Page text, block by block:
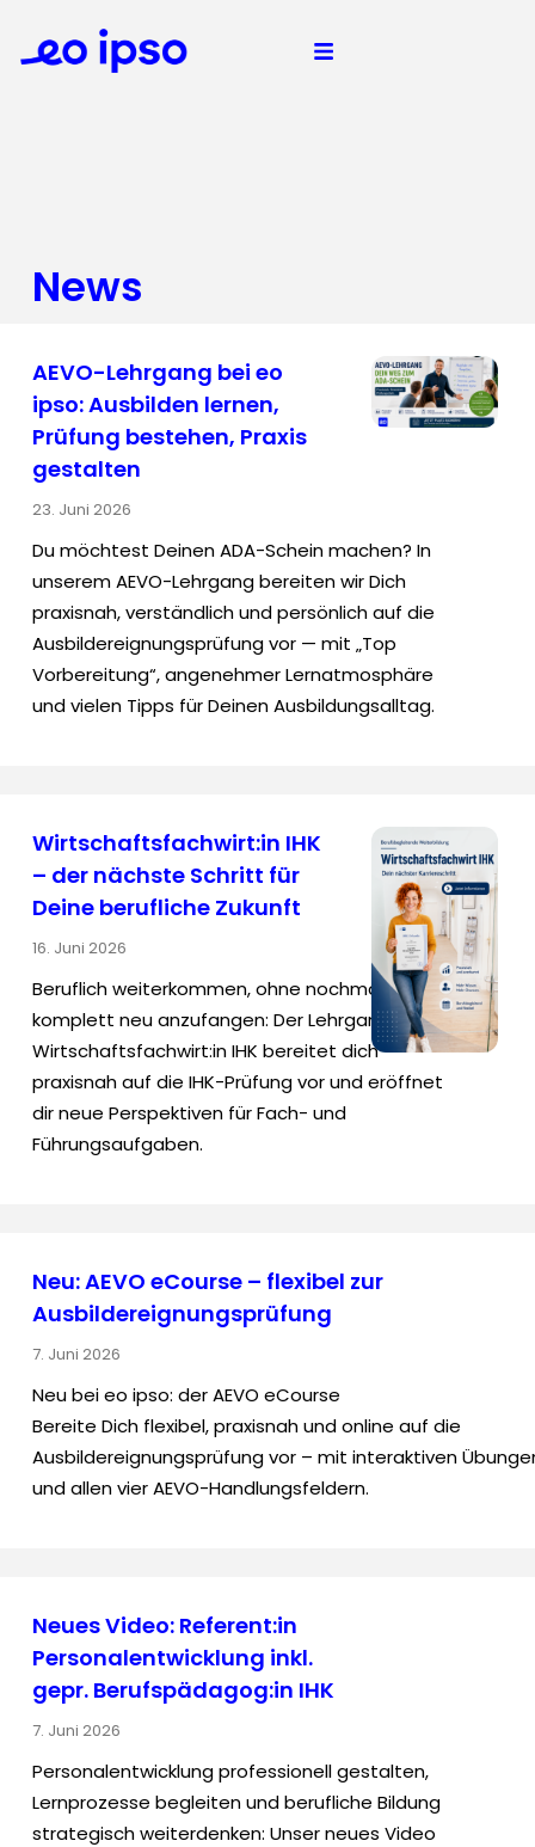
News
AEVO-Lehrgang bei eo
ipso: Ausbilden lernen,
Prüfung bestehen, Praxis
gestalten
23. Juni 2026
Du möchtest Deinen ADA-Schein machen? In
unserem AEVO-Lehrgang bereiten wir Dich
praxisnah, verständlich und persönlich auf die
Ausbildereignungsprüfung vor — mit „Top
Vorbereitung“, angenehmer Lernatmosphäre
und vielen Tipps für Deinen Ausbildungsalltag.
Wirtschaftsfachwirt:in IHK
– der nächste Schritt für
Deine berufliche Zukunft
16. Juni 2026
Beruflich weiterkommen, ohne nochmal
komplett neu anzufangen: Der Lehrgang
Wirtschaftsfachwirt:in IHK bereitet dich
praxisnah auf die IHK-Prüfung vor und eröffnet
dir neue Perspektiven für Fach- und
Führungsaufgaben.
Neu: AEVO eCourse – flexibel zur
Ausbildereignungsprüfung
7. Juni 2026
Neu bei eo ipso: der AEVO eCourse
Bereite Dich flexibel, praxisnah und online auf die
Ausbildereignungsprüfung vor – mit interaktiven
und allen vier AEVO-Handlungsfeldern.
Neues Video: Referent:in
Personalentwicklung inkl.
gepr. Berufspädagog:in IHK
7. Juni 2026
Personalentwicklung professionell gestalten,
Lernprozesse begleiten und berufliche Bildung
strategisch weiterdenken: Unser neues Video